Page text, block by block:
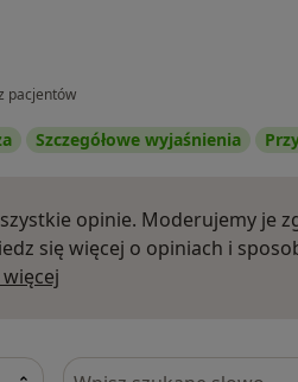
pacjentów
Szczegółowe wyjaśnienia
opinie. Moderujemy je
się więcej o opiniach i
Szukaj w opiniach